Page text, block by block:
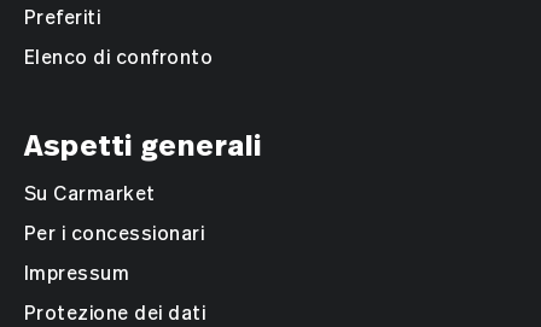
Preferiti
Elenco di confronto
Aspetti generali
Su Carmarket
Per i concessionari
Impressum
Protezione dei dati